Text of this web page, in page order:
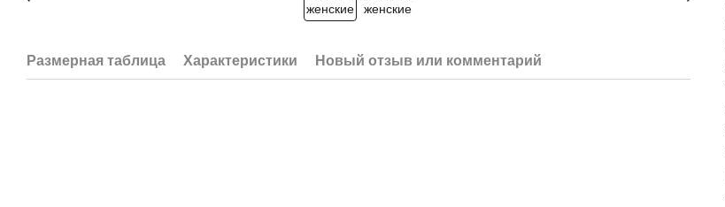
Размерная таблица Характеристики Новый отзыв или комментарий